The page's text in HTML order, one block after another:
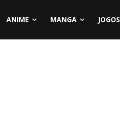
ANIME MANGA JOGOS